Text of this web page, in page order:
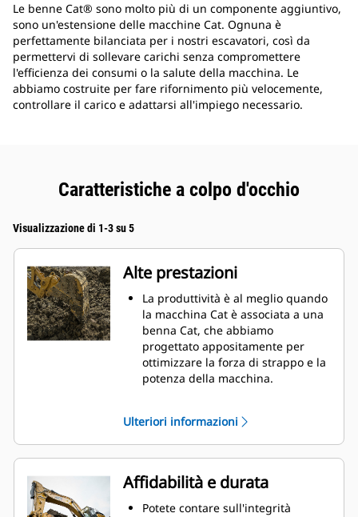
Le benne Cat® sono molto più di un componente aggiuntivo,
sono un'estensione delle macchine Cat. Ognuna è
perfettamente bilanciata per i nostri escavatori, così da
permettervi di sollevare carichi senza compromettere
l'efficienza dei consumi o la salute della macchina. Le
abbiamo costruite per fare rifornimento più velocemente,
controllare il carico e adattarsi all'impiego necessario.
Caratteristiche a colpo d'occhio
Visualizzazione di 1-3 su 5
Alte prestazioni
La produttività è al meglio quando
la macchina Cat è associata a una
benna Cat, che abbiamo
progettato appositamente per
ottimizzare la forza di strappo e la
potenza della macchina.
benna. Il gioco del tallone
aggiunto assicura che il fondo
della benna non si trascini,
riducendo i costi della
manutenzione.
I consumi di carburante si
Ulteriori informazioni
Affidabilità e durata
Potete contare sull'integrità